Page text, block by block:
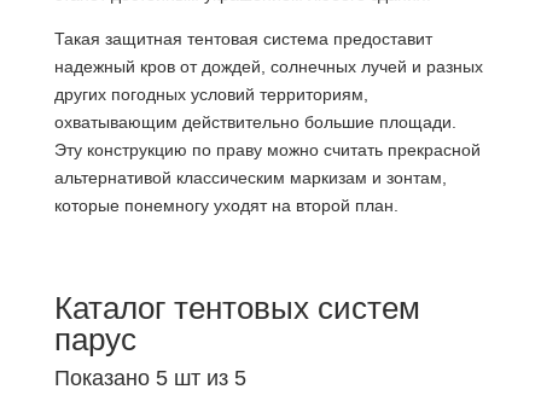
Такая защитная тентовая система предоставит
надежный кров от дождей, солнечных лучей и разных
других погодных условий территориям,
охватывающим действительно большие площади.
Эту конструкцию по праву можно считать прекрасной
альтернативой классическим маркизам и зонтам,
которые понемногу уходят на второй план.
Каталог тентовых систем
парус
Показано 5 шт из 5